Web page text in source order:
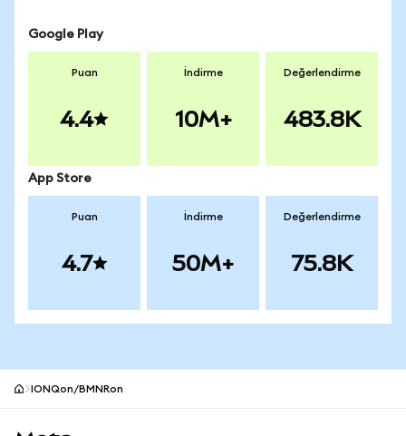
Google Play
Puan
4.4
İndirme
10M+
Değerlendirme
483.8K
App Store
Puan
4.7
İndirme
50M+
Değerlendirme
75.8K
IONQon/BMNRon